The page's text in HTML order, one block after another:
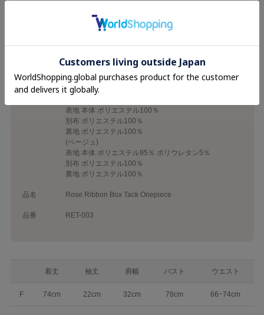
素材
(サックス)
表地 本体 ポリエステル70％ レーヨン25％ ポリウレタ
ン5％
別布 ポリエステル100％
裏地 ポリエステル100％
表地 本体 ポリエステル100％
別布 ポリエステル100％
裏地 ポリエステル100％
(ベージュ)
表地 本体 ポリエステル95％ ポリウレタン5％
別布 ポリエステル100％
裏地 ポリエステル100％
品名 Rose Ribbon Box Tack Onepiece
品番 RET-003
着丈 袖丈 肩幅 バスト ウエスト
F 74cm 22cm 32cm 78cm 66~74cm